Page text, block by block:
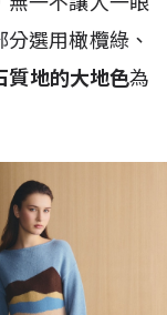
選用橄欖綠、
質地的大地色為